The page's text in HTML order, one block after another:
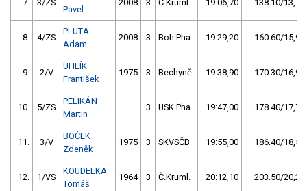
7. 3/ZS
Pavel
2008 3 Č.Kruml. 19:06,70 138.10/13,7
8. 4/ZS
PLUTA
Adam
2008 3 Boh.Pha 19:29,20 160.60/15,9
9. 2/V
UHLÍK
František
1975 3 Bechyně 19:38,90 170.30/16,9
10. 5/ZS
PELIKÁN
Martin
3 USK Pha 19:47,00 178.40/17,7
11. 3/V
BOČEK
Zdeněk
1975 3 SKVSČB 19:55,00 186.40/18,5
12. 1/VS
KOUDELKA
Tomáš
1964 3 Č.Kruml. 20:12,10 203.50/20,2